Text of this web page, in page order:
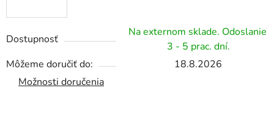
Dostupnosť
Na externom sklade. Odoslanie
3 - 5 prac. dní.
Môžeme doručiť do:
18.8.2026
Možnosti doručenia